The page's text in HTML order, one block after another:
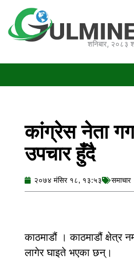
content
शनिबार, २०८३
कांग्रेस नेता
उपचार हुँदै
२०७४ मंसिर १८, १३:५३ समाचार
काठमाडौं । काठमाडौं क्षेत्र
लागेर घाइते भएका छन्।